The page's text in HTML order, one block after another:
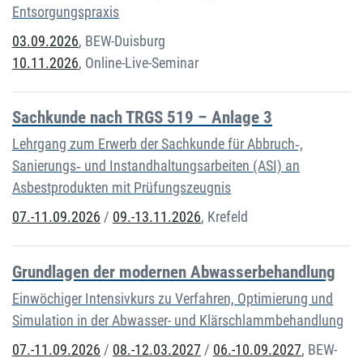
Entsorgungspraxis
03.09.2026, BEW-Duisburg
10.11.2026, Online-Live-Seminar
Sachkunde nach TRGS 519 – Anlage 3
Lehrgang zum Erwerb der Sachkunde für Abbruch‐,
Sanierungs‐ und Instandhaltungsarbeiten (ASI) an
Asbestprodukten mit Prüfungszeugnis
07.-11.09.2026 / 09.-13.11.2026, Krefeld
Grundlagen der modernen Abwasserbehandlung
Einwöchiger Intensivkurs zu Verfahren, Optimierung und
Simulation in der Abwasser- und Klärschlammbehandlung
07.-11.09.2026 / 08.-12.03.2027 / 06.-10.09.2027, BEW-